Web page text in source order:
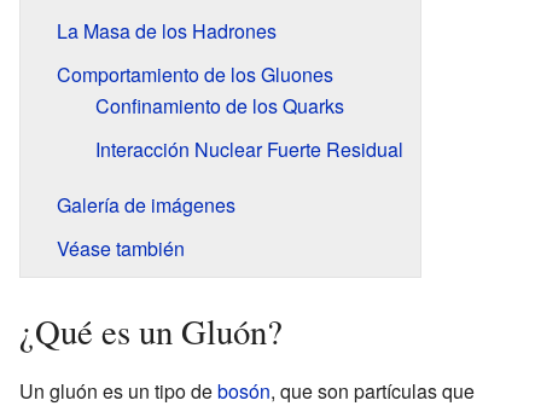
La Masa de los Hadrones
Comportamiento de los Gluones
Confinamiento de los Quarks
Interacción Nuclear Fuerte Residual
Galería de imágenes
Véase también
¿Qué es un Gluón?
Un gluón es un tipo debosón, que son partículas que